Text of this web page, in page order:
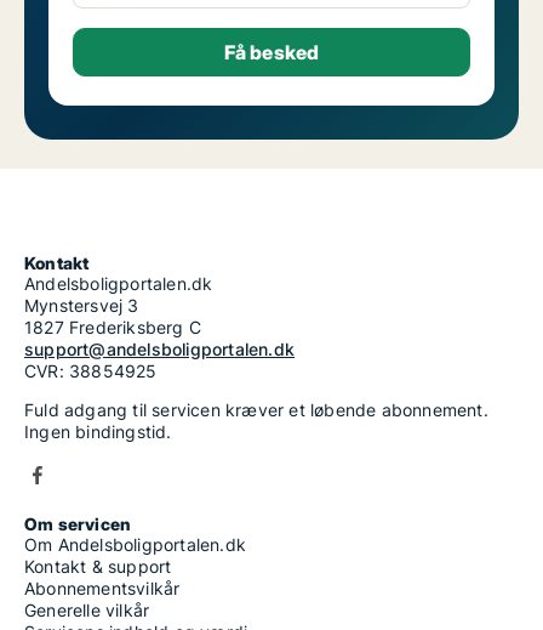
Kontakt
Andelsboligportalen.dk
Mynstersvej 3
1827 Frederiksberg C
support@andelsboligportalen.dk
CVR: 38854925
Fuld adgang til servicen kræver et løbende abonnement.
Ingen bindingstid.
Om servicen
Om Andelsboligportalen.dk
Kontakt & support
Abonnementsvilkår
Generelle vilkår